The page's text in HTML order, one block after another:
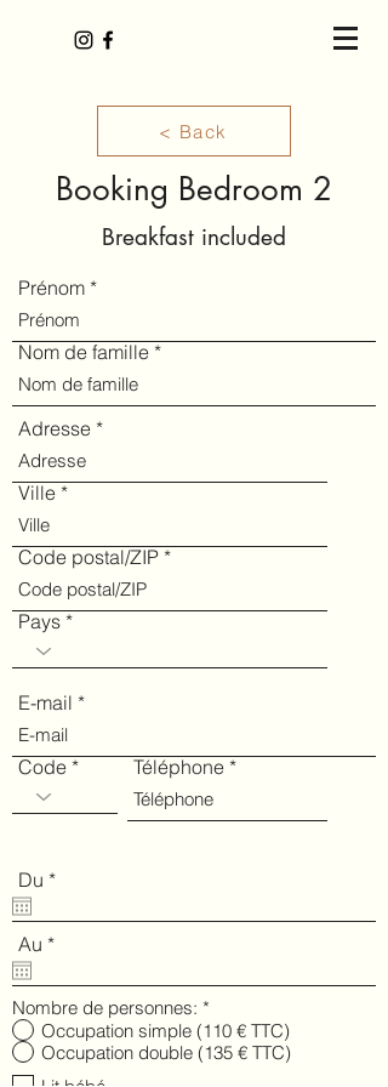
< Back
Booking Bedroom 2
Breakfast included
Prénom
Nom de famille
Adresse
Ville
Code postal/ZIP
Pays
E-mail
Code Téléphone
Du *r
q
d
Au *r
q
u
i
r
e
d
Nombre de personnes: *
Occupation simple (110 € TTC)
Occupation double (135 € TTC)